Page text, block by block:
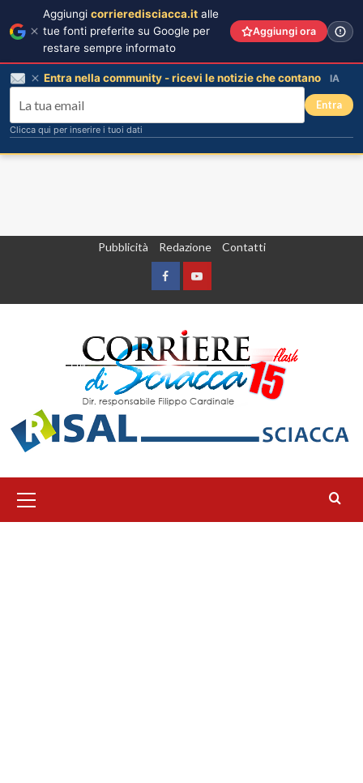
Pubblicità Redazione Contatti
FacebookYountube
principale
Aggiungi corrieredisciacca.it alle
tue fonti preferite su Google per
restare sempre informato
Aggiungi ora
Entra nella community - ricevi le notizie che contano IA
Entra
Clicca qui per inserire i tuoi dati